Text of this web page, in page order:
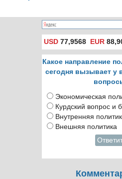
USD 77,9568 EUR
Какое направление
сегодня вызывает у
Экономическая
Курдский вопрос и
Внутренняя
Внешняя политика